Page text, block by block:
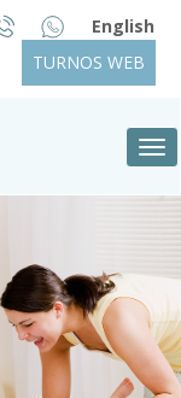
English
TURNOS WEB